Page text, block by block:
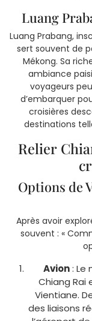
Luang
Luang Prabang,
sert souvent de
Mékong. Sa
ambiance
voyageurs
d’embarquer
croisières
destinations
Relier
Options de
Après avoir
souvent : «
Avion: Le
Chiang Rai
Vientiane.
des liaisons